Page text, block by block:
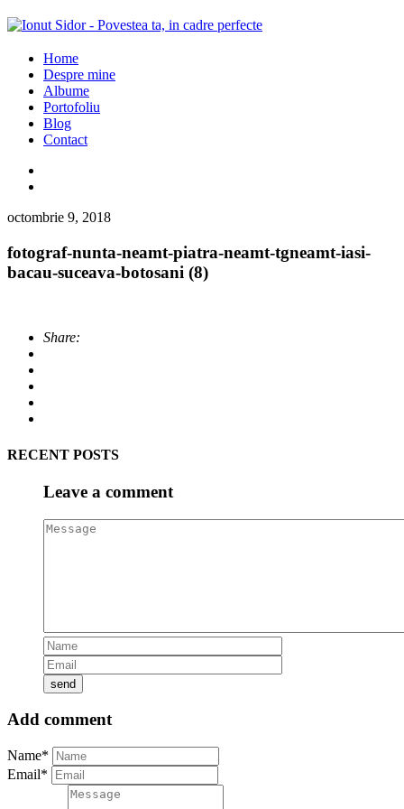
Home
Despre mine
Albume
Portofoliu
Blog
Contact
octombrie 9, 2018
fotograf-nunta-neamt-piatra-neamt-tgneamt-iasi-
bacau-suceava-botosani (8)
Share:
RECENT POSTS
Leave a comment
Add comment
Name*
Email*